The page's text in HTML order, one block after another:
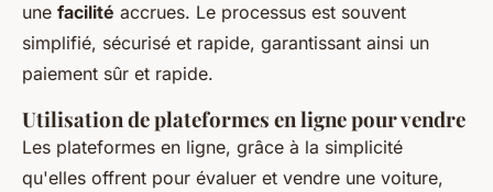
une facilité accrues. Le processus est souvent
simplifié, sécurisé et rapide, garantissant ainsi un
paiement sûr et rapide.
Utilisation de plateformes en ligne pour vendre
Les plateformes en ligne, grâce à la simplicité
qu'elles offrent pour évaluer et vendre une voiture,